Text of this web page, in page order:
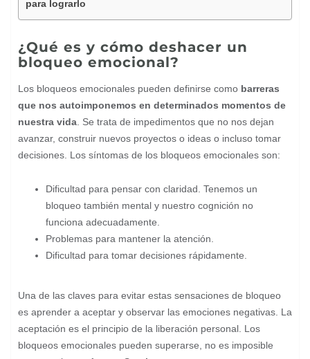
para lograrlo
¿Qué es y cómo deshacer un
bloqueo emocional?
Los bloqueos emocionales pueden definirse como barreras
que nos autoimponemos en determinados momentos de
nuestra vida . Se trata de impedimentos que no nos dejan
avanzar, construir nuevos proyectos o ideas o incluso tomar
decisiones. Los síntomas de los bloqueos emocionales son:
Dificultad para pensar con claridad. Tenemos un
bloqueo también mental y nuestro cognición no
funciona adecuadamente.
Problemas para mantener la atención.
Dificultad para tomar decisiones rápidamente.
Una de las claves para evitar estas sensaciones de bloqueo
es aprender a aceptar y observar las emociones negativas. La
aceptación es el principio de la liberación personal. Los
bloqueos emocionales pueden superarse, no es imposible